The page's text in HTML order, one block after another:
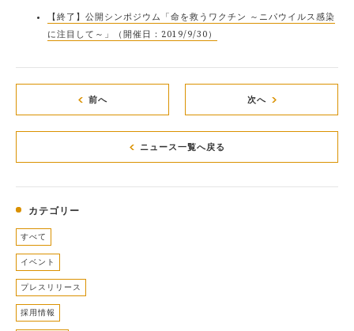
【終了】公開シンポジウム「命を救うワクチン ～ニパウイルス感染
に注目して～」（開催日：2019/9/30）
前へ 次へ
ニュース一覧へ戻る
カテゴリー
すべて
イベント
プレスリリース
採用情報